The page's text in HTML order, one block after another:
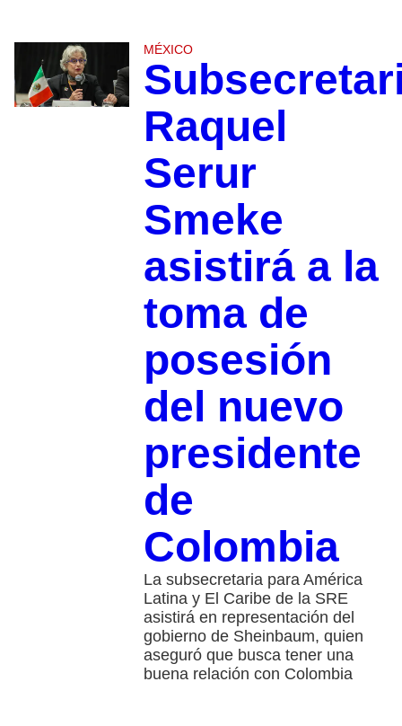
MÉXICO
Raquel
Serur
Smeke
asistirá a la
toma de
posesión
del nuevo
presidente
de
Colombia
La subsecretaria para América
Latina y El Caribe de la SRE
asistirá en representación del
gobierno de Sheinbaum, quien
aseguró que busca tener una
buena relación con Colombia